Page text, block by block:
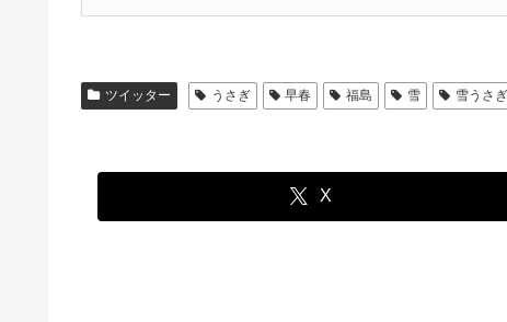
ツイッター うさぎ 早春 福島 雪 雪うさぎ
X